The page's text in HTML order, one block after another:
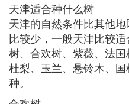
天津适合种什么树
天津的自然条件比其他
比较少，一般天津比较
树、合欢树、紫薇、法国
杜梨、玉兰、悬铃木、
种。